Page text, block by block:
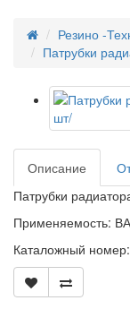
Резино -
Патрубки
Описание
Патрубки
Применяемость:
Каталожный